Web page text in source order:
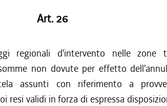
Art. 26
regionali d'intervento nelle zone
non dovute per effetto
assunti con riferimento a
resi validi in forza di espressa